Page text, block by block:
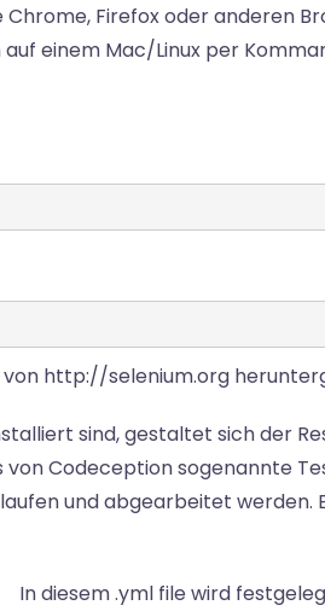
Firefox oder anderen
einem Mac/Linux per
von http://selenium.org
sind, gestaltet sich der
von Codeception sogenannte
und abgearbeitet werden.
In diesem .yml file wird